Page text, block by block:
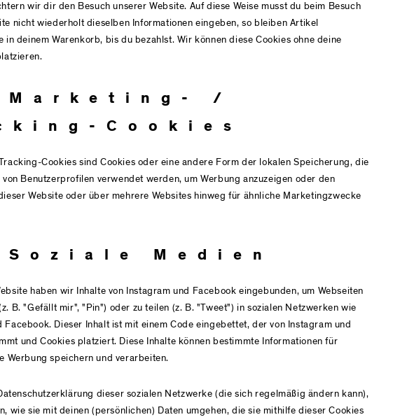
wir dir den Besuch unserer Website. Auf diese Weise musst du beim Besuch
nicht wiederholt dieselben Informationen eingeben, so bleiben Artikel
in deinem Warenkorb, bis du bezahlst. Wir können diese Cookies ohne deine
Marketing- /
Cookies
Cookies sind Cookies oder eine andere Form der lokalen Speicherung, die
Benutzerprofilen verwendet werden, um Werbung anzuzeigen oder den
Website oder über mehrere Websites hinweg für ähnliche Marketingzwecke
Medien
haben wir Inhalte von Instagram und Facebook eingebunden, um Webseiten
B. "Gefällt mir", "Pin") oder zu teilen (z. B. "Tweet") in sozialen Netzwerken wie
Facebook. Dieser Inhalt ist mit einem Code eingebettet, der von Instagram und
und Cookies platziert. Diese Inhalte können bestimmte Informationen für
Werbung speichern und verarbeiten.
dieser sozialen Netzwerke (die sich regelmäßig ändern kann),
wie sie mit deinen (persönlichen) Daten umgehen, die sie mithilfe dieser Cookies